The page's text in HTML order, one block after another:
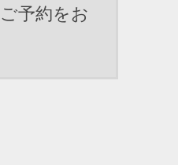
予約をお